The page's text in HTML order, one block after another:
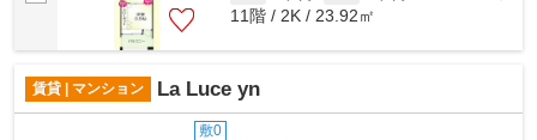
11階 / 2K / 23.92㎡
賃貸 | マンション La Luce yn
敷0